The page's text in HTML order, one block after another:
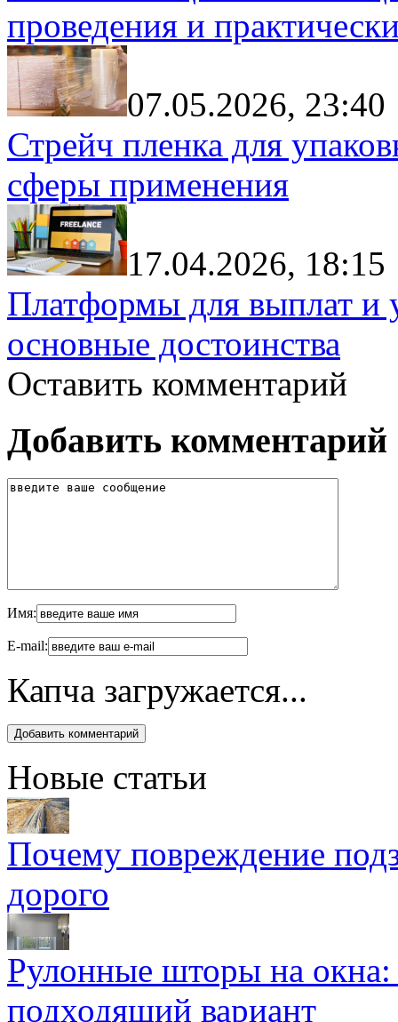
проведения и
07.05.2026, 23:40
Стрейч пленка для
сферы применения
17.04.2026, 18:15
Платформы для выплат и
основные достоинства
Оставить комментарий
Добавить комментарий
Имя:
E-mail:
Капча загружается...
Новые статьи
Почему повреждение
дорого
Рулонные шторы на
подходящий вариант